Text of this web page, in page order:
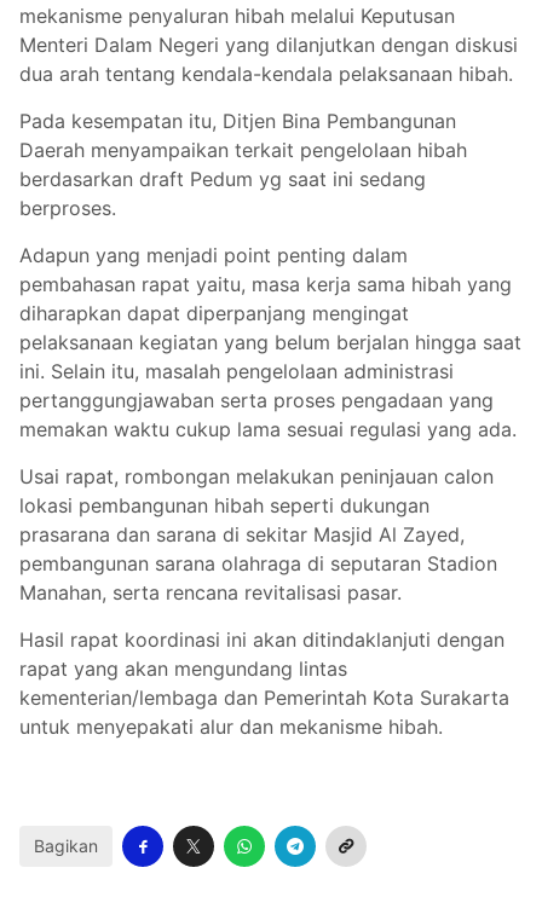
mekanisme penyaluran hibah melalui Keputusan
Menteri Dalam Negeri yang dilanjutkan dengan diskusi
dua arah tentang kendala-kendala pelaksanaan hibah.
Pada kesempatan itu, Ditjen Bina Pembangunan
Daerah menyampaikan terkait pengelolaan hibah
berdasarkan draft Pedum yg saat ini sedang
berproses.
Adapun yang menjadi point penting dalam
pembahasan rapat yaitu, masa kerja sama hibah yang
diharapkan dapat diperpanjang mengingat
pelaksanaan kegiatan yang belum berjalan hingga saat
ini. Selain itu, masalah pengelolaan administrasi
pertanggungjawaban serta proses pengadaan yang
memakan waktu cukup lama sesuai regulasi yang ada.
Usai rapat, rombongan melakukan peninjauan calon
lokasi pembangunan hibah seperti dukungan
prasarana dan sarana di sekitar Masjid Al Zayed,
pembangunan sarana olahraga di seputaran Stadion
Manahan, serta rencana revitalisasi pasar.
Hasil rapat koordinasi ini akan ditindaklanjuti dengan
rapat yang akan mengundang lintas
kementerian/lembaga dan Pemerintah Kota Surakarta
untuk menyepakati alur dan mekanisme hibah.
Bagikan